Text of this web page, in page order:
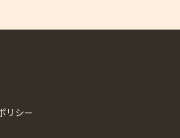
リシー